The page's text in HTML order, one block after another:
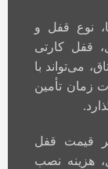
نوع قفل و
قفل کارتی
می‌تواند با
زمان تأمین
قیمت قفل
هزینه نصب